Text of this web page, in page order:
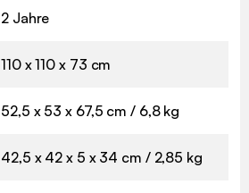
2 Jahre
110 x 110 x 73 cm
52,5 x 53 x 67,5 cm / 6,8 kg
42,5 x 42 x 5 x 34 cm / 2,85 kg